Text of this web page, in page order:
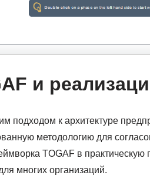
и
подходом к архитектуре
методологию для
TOGAF в
многих организаций.